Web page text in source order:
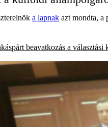
a lapnak azt mondta, a
beavatkozás a választási